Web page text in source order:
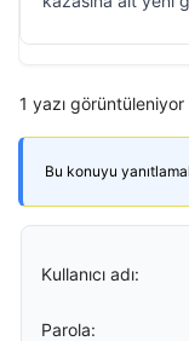
1 yazı
Bu konuyu
Kullanıcı adı:
Parola: